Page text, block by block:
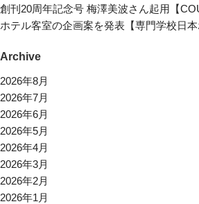
創刊20周年記念号 梅澤美波さん起用【
ホテル客室の企画案を発表【専門学校日本
Archive
2026年8月
2026年7月
2026年6月
2026年5月
2026年4月
2026年3月
2026年2月
2026年1月